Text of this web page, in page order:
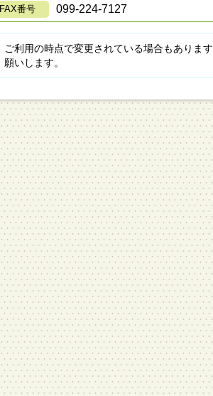
FAX番号 099-224-7127
ご利用の時点で変更されている場合もありま
願いします。